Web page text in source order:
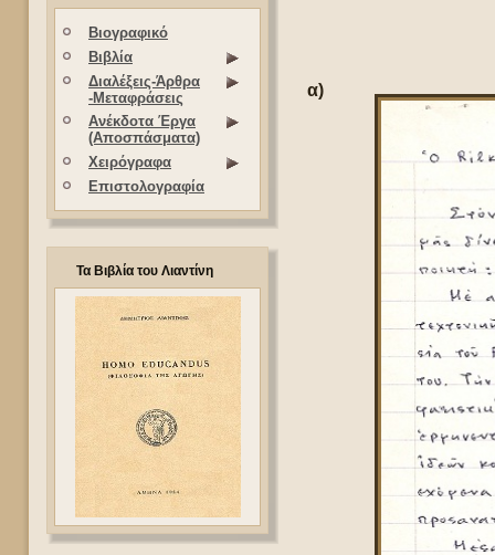
Βιογραφικό
Βιβλία
Διαλέξεις-Άρθρα
-Μεταφράσεις
Ανέκδοτα Έργα
(Αποσπάσματα)
Χειρόγραφα
Επιστολογραφία
Τα Βιβλία του Λιαντίνη
α)